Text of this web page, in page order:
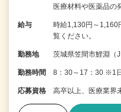
医療材料や医薬品の
給与
時給1,130円～
覧ください。
勤務地 茨城県笠間市鯉淵（
勤務時間 8：30～17：30 ※1
応募資格 高卒以上、医療業界